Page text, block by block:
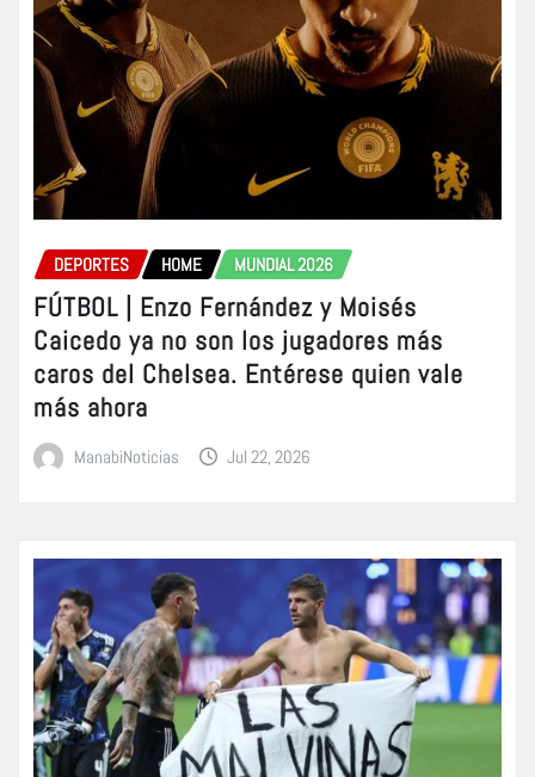
DEPORTES HOME MUNDIAL 2026
FÚTBOL | Enzo Fernández y Moisés
Caicedo ya no son los jugadores más
caros del Chelsea. Entérese quien vale
más ahora
ManabiNoticias Jul 22, 2026